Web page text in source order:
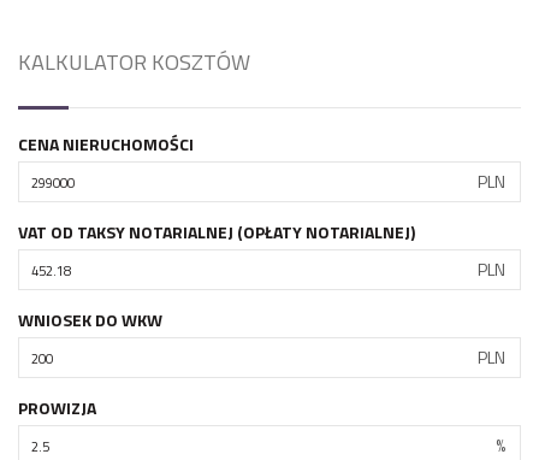
KALKULATOR KOSZTÓW
CENA NIERUCHOMOŚCI
PLN
VAT OD TAKSY NOTARIALNEJ (OPŁATY NOTARIALNEJ)
PLN
WNIOSEK DO WKW
PLN
PROWIZJA
%